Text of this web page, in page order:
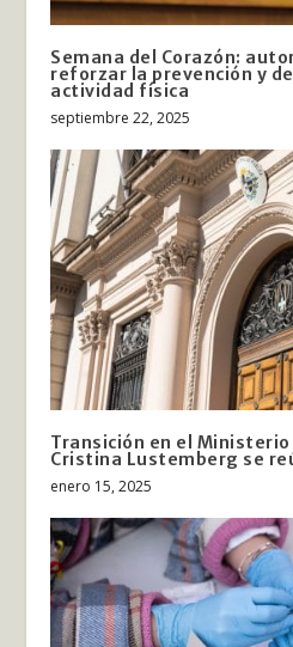
Semana del Corazón:
reforzar la prevención y
actividad física
septiembre 22, 2025
Transición en el Ministerio
Cristina Lustemberg se
enero 15, 2025